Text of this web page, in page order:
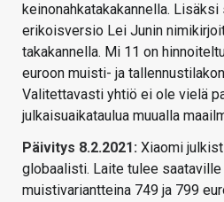
keinonahkatakakannella.
erikoisversio Lei Junin
takakannella. Mi 11 on
euroon muisti- ja
Valitettavasti yhtiö ei ole vielä
julkaisuaikataulua muualla
Päivitys 8.2.2021: Xiaomi
globaalisti. Laite tulee saataville
muistivariantteina 749 ja 799